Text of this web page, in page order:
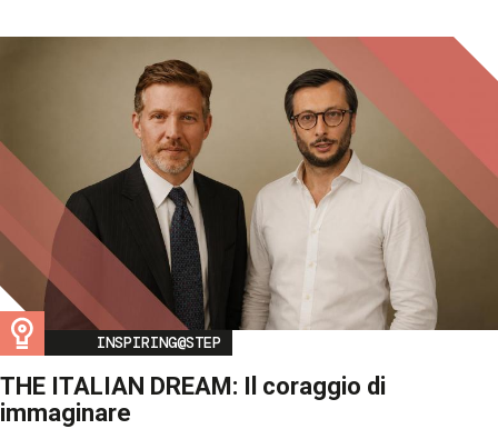
Image
INSPIRING@STEP
THE ITALIAN DREAM: Il coraggio di
immaginare